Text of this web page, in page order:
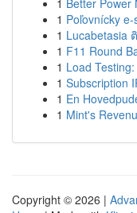
1 Better Power
1 Poľovnícky
1 Lucabetasia
1 F11 Round
1 Load
1 Subscription
1 En
1 Mint's
Copyright © 2026 |